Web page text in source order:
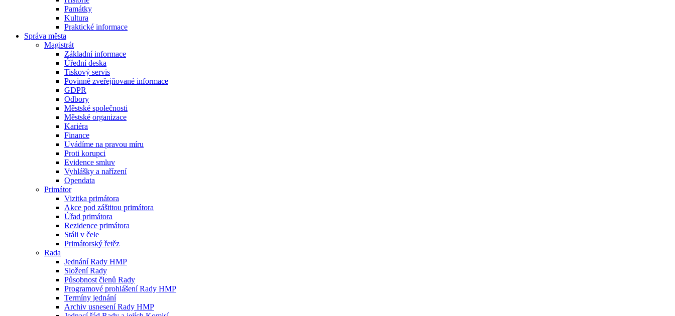
Památky
Kultura
Praktické informace
Správa města
Magistrát
Základní informace
Úřední deska
Tiskový servis
Povinně zveřejňované informace
GDPR
Odbory
Městské společnosti
Městské organizace
Kariéra
Finance
Uvádíme na pravou míru
Proti korupci
Evidence smluv
Vyhlášky a nařízení
Opendata
Primátor
Vizitka primátora
Akce pod záštitou primátora
Úřad primátora
Rezidence primátora
Stáli v čele
Primátorský řetěz
Rada
Jednání Rady HMP
Složení Rady
Působnost členů Rady
Programové prohlášení Rady HMP
Termíny jednání
Archiv usnesení Rady HMP